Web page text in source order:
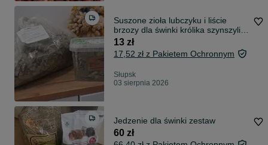
Suszone zioła lubczyku i liście
brzozy dla świnki królika szynszyli
duże kawałki
13 zł
17,52 zł z Pakietem Ochronnym
Słupsk
03 sierpnia 2026
Jedzenie dla świnki zestaw
60 zł